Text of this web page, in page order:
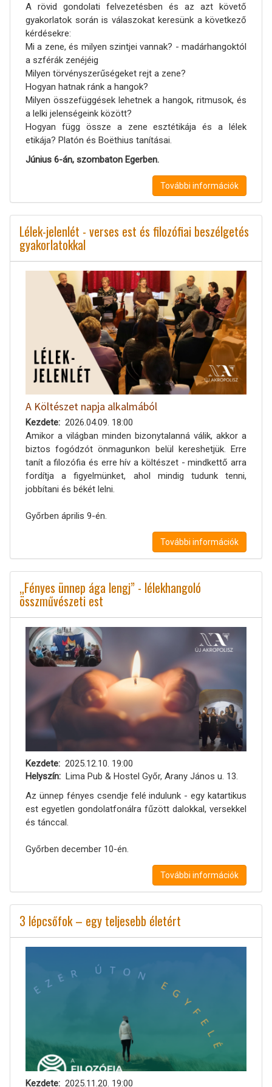
A rövid gondolati felvezetésben és az azt követő
gyakorlatok során is válaszokat keresünk a következő
kérdésekre:
Mi a zene, és milyen szintjei vannak? - madárhangoktól
a szférák zenéjéig
Milyen törvényszerűségeket rejt a zene?
Hogyan hatnak ránk a hangok?
Milyen összefüggések lehetnek a hangok, ritmusok, és
a lelki jelenségeink között?
Hogyan függ össze a zene esztétikája és a lélek
etikája? Platón és Boëthius tanításai.
Június 6-án, szombaton Egerben.
További információk
Lélek-jelenlét - verses est és filozófiai beszélgetés
gyakorlatokkal
A Költészet napja alkalmából
Kezdete
2026.04.09. 18:00
Amikor a világban minden bizonytalanná válik, akkor a
biztos fogódzót önmagunkon belül kereshetjük. Erre
tanít a filozófia és erre hív a költészet - mindkettő arra
fordítja a figyelmünket, ahol mindig tudunk tenni,
jobbítani és békét lelni.
Győrben április 9-én.
További információk
„Fényes ünnep ága lengj” - lélekhangoló
összművészeti est
Kezdete
2025.12.10. 19:00
Helyszín
Lima Pub & Hostel Győr, Arany János u. 13.
Az ünnep fényes csendje felé indulunk - egy katartikus
est egyetlen gondolatfonálra fűzött dalokkal, versekkel
és tánccal.
Győrben december 10-én.
További információk
3 lépcsőfok – egy teljesebb életért
Kezdete 2025.11.20. 19:00